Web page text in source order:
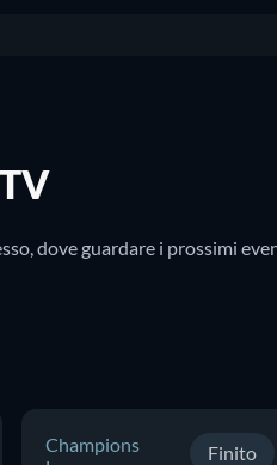
dove guardare i prossimi
Champions
Finito